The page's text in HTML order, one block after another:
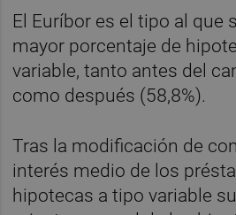
El Euríbor es el tipo al que
mayor porcentaje de
variable, tanto antes del
como después (58,8%).
Tras la modificación de
interés medio de los
hipotecas a tipo variable